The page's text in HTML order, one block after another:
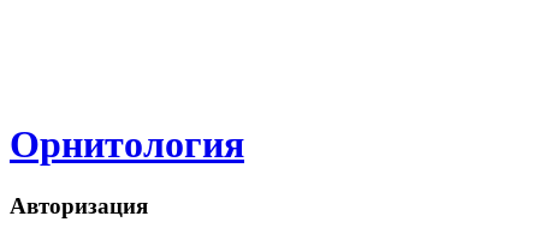
Орнитология
Авторизация